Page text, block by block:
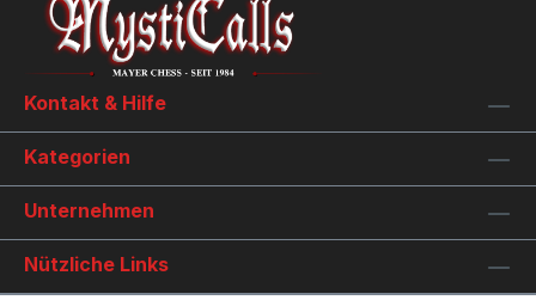
Kontakt & Hilfe
Kategorien
Unternehmen
Nützliche Links